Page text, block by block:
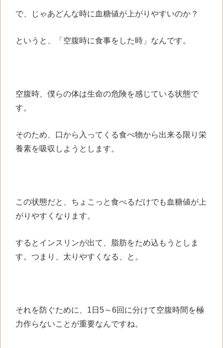
で、じゃあどんな時に血糖値が上がりやすいのか？
というと、「空腹時に食事をした時」なんです。
空腹時、僕らの体は生命の危険を感じている状態で
す。
そのため、口から入ってくる食べ物から出来る限り栄
養素を吸収しようとします。
この状態だと、ちょこっと食べるだけでも血糖値が上
がりやすくなります。
するとインスリンが出て、脂肪をため込もうとしま
す。つまり、太りやすくなる、と。
それを防ぐために、1日5～6回に分けて空腹時間を極
力作らないことが重要なんですね。